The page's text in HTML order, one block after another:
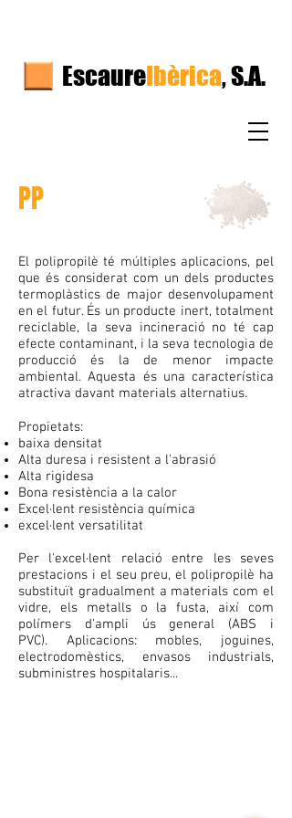
EscaureIbèrica, S.A.
El polipropilè té múltiples aplicacions, pel
que és considerat com un dels productes
termoplàstics de major desenvolupament
en el futur. És un producte inert, totalment
reciclable, la seva incineració no té cap
efecte contaminant, i la seva tecnologia de
producció és la de menor impacte
ambiental. Aquesta és una característica
atractiva davant materials alternatius.
Propietats:
baixa densitat
Alta duresa i resistent a l'abrasió
Alta rigidesa
Bona resistència a la calor
Excel·lent resistència química
excel·lent versatilitat
Per l'excel·lent relació entre les seves
prestacions i el seu preu, el polipropilè ha
substituït gradualment a materials com el
vidre, els metalls o la fusta, així com
polímers d'ampli ús general (ABS i
PVC). Aplicacions: mobles, joguines,
electrodomèstics, envasos industrials,
subministres hospitalaris...
PP